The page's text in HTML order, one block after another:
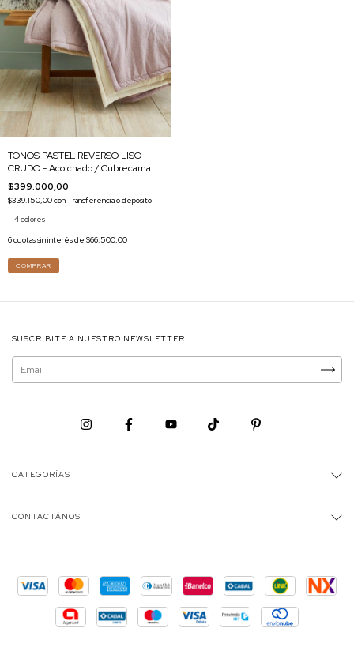
TONOS PASTEL REVERSO LISO
CRUDO - Acolchado / Cubrecama
$399.000,00
$339.150,00conTransferencia o depósito
4 colores
6cuotas sin interés de $66.500,00
COMPRAR
SUSCRIBITE A NUESTRO NEWSLETTER
CATEGORÍAS
CONTACTÁNOS